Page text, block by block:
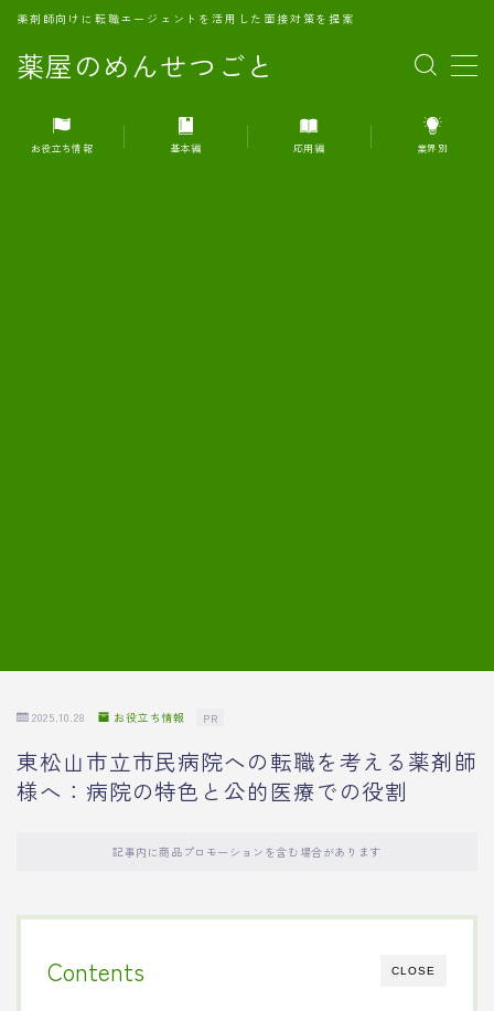
薬屋のめんせつごと
薬剤師向けに転職エージェントを活用した面接対策を提案
MENU
1.転職エージェントとは何か？
お役立ち情報 基本編 応用編 業界別
2025.10.28 お役立ち情報 PR
東松山市立市民病院への転職を考える薬剤師
様へ：病院の特色と公的医療での役割
記事内に商品プロモーションを含む場合があります
CLOSE
Contents